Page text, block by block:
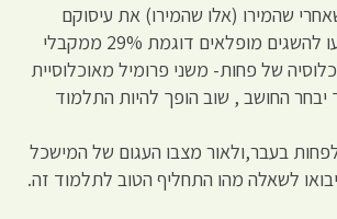
שהמירו (אלו שהמירו) את עיסוקם
התורני במדעני והגיעו להשגים מופלאים דוגמת 29% ממקבלי
של פחות- משני פרומיל מאוכלוסיית
יבחר החושב , שוב הופך להיות התלמוד
בעבר,ולאור מצבו העגום של המישכל
לשאלה מהו התחליף הטוב לתלמוד זה.